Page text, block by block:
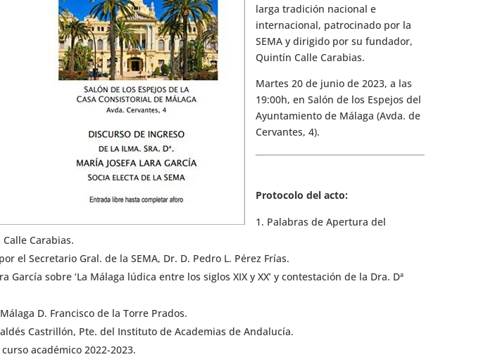
larga tradición nacional e
internacional, patrocinado por la
SEMA y dirigido por su fundador,
Quintín Calle Carabias.
Martes 20 de junio de 2023, a las
19:00h, en Salón de los Espejos del
Ayuntamiento de Málaga (Avda. de
Cervantes, 4).
Protocolo del acto:
Palabras de Apertura del
Carabias.
el Secretario Gral. de la SEMA, Dr. D. Pedro L. Pérez Frías.
García sobre ‘La Málaga lúdica entre los siglos XIX y XX’ y contestación de la Dra. Dª
D. Francisco de la Torre Prados.
Castrillón, Pte. del Instituto de Academias de Andalucía.
académico 2022-2023.